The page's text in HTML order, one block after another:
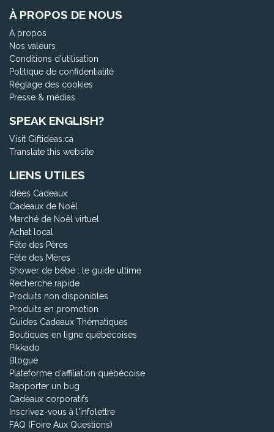
À PROPOS DE NOUS
À propos
Nos valeurs
Conditions d'utilisation
Politique de confidentialité
Réglage des cookies
Presse & médias
SPEAK ENGLISH?
Visit Giftideas.ca
Translate this website
LIENS UTILES
Idées Cadeaux
Cadeaux de Noël
Marché de Noël virtuel
Achat local
Fête des Pères
Fête des Mères
Shower de bébé : le guide ultime
Recherche rapide
Produits non disponibles
Produits en promotion
Guides Cadeaux Thématiques
Boutiques en ligne québécoises
Pikkado
Blogue
Plateforme d'affiliation québécoise
Rapporter un bug
Cadeaux corporatifs
Inscrivez-vous à l'infolettre
FAQ (Foire Aux Questions)